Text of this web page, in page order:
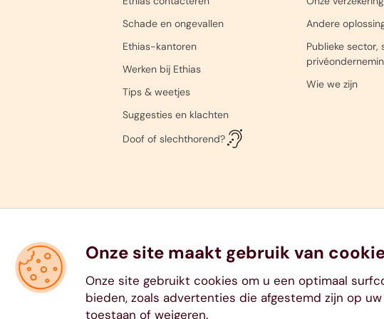
011 28 29 56
Schade en ongevallen
Ethias-kantoren
Werken bij Ethias
Tips & weetjes
Suggesties en klachten
Doof of slechthorend?
Andere
Publieke sector,
Wie we zijn
Onze site maakt gebruik van
Onze site gebruikt cookies om u een optimaal
bieden, zoals advertenties die afgestemd zijn op
toestaan of weigeren.